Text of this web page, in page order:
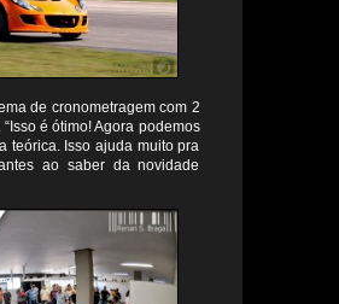
de cronometragem com 2
é ótimo! Agora podemos
teórica. Isso ajuda muito pra
ao saber da novidade